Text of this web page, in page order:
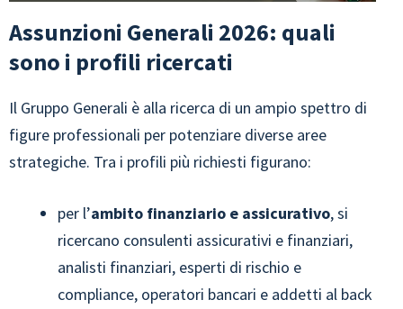
Assunzioni Generali 2026: quali
sono i profili ricercati
Il Gruppo Generali è alla ricerca di un ampio spettro di
figure professionali per potenziare diverse aree
strategiche. Tra i profili più richiesti figurano:
per l’ambito finanziario e assicurativo, si
ricercano consulenti assicurativi e finanziari,
analisti finanziari, esperti di rischio e
compliance, operatori bancari e addetti al back